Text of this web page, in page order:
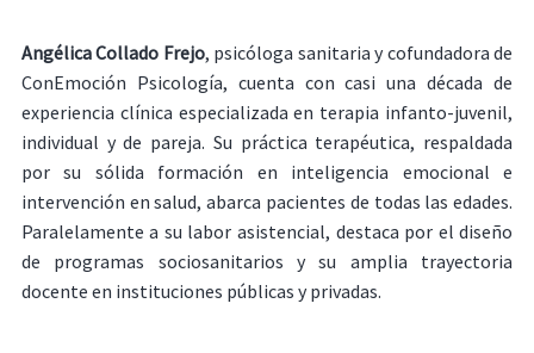
Angélica Collado Frejo, psicóloga sanitaria y cofundadora de
ConEmoción Psicología, cuenta con casi una década de
experiencia clínica especializada en terapia infanto-juvenil,
individual y de pareja. Su práctica terapéutica, respaldada
por su sólida formación en inteligencia emocional e
intervención en salud, abarca pacientes de todas las edades.
Paralelamente a su labor asistencial, destaca por el diseño
de programas sociosanitarios y su amplia trayectoria
docente en instituciones públicas y privadas.